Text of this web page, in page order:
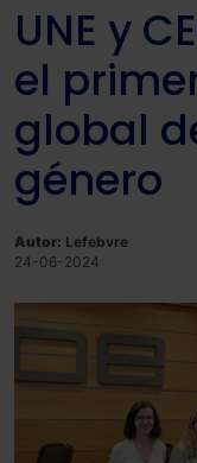
UNE y
el
global
género
Autor: Lefebvre
24-06-2024